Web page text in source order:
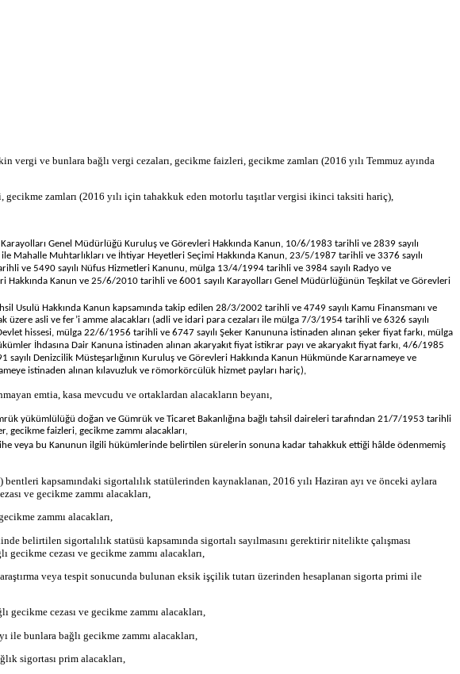
ve bunlara bağlı vergi cezaları, gecikme faizleri, gecikme zamları (2016 yılı Temmuz ayında
zamları (2016 yılı için tahakkuk eden motorlu taşıtlar vergisi ikinci taksiti hariç),
Genel Müdürlüğü Kuruluş ve Görevleri Hakkında Kanun, 10/6/1983 tarihli ve 2839 sayılı
Muhtarlıkları ve İhtiyar Heyetleri Seçimi Hakkında Kanun, 23/5/1987 tarihli ve 3376 sayılı
ve 5490 sayılı Nüfus Hizmetleri Kanunu, mülga 13/4/1994 tarihli ve 3984 sayılı Radyo ve
Hakkında Kanun ve 25/6/2010 tarihli ve 6001 sayılı Karayolları Genel Müdürlüğünün Teşkilat ve Görevleri
Usulü Hakkında Kanun kapsamında takip edilen 28/3/2002 tarihli ve 4749 sayılı Kamu Finansmanı ve
asli ve fer’i amme alacakları (adli ve idari para cezaları ile mülga 7/3/1954 tarihli ve 6326 sayılı
hissesi, mülga 22/6/1956 tarihli ve 6747 sayılı Şeker Kanununa istinaden alınan şeker fiyat farkı, mülga
İhdasına Dair Kanuna istinaden alınan akaryakıt fiyat istikrar payı ve akaryakıt fiyat farkı, 4/6/1985
Denizcilik Müsteşarlığının Kuruluş ve Görevleri Hakkında Kanun Hükmünde Kararnameye ve
istinaden alınan kılavuzluk ve römorkörcülük hizmet payları hariç),
emtia, kasa mevcudu ve ortaklardan alacakların beyanı,
yükümlülüğü doğan ve Gümrük ve Ticaret Bakanlığına bağlı tahsil daireleri tarafından 21/7/1953 tarihli
gecikme faizleri, gecikme zammı alacakları,
veya bu Kanunun ilgili hükümlerinde belirtilen sürelerin sonuna kadar tahakkuk ettiği hâlde ödenmemiş
kapsamındaki sigortalılık statülerinden kaynaklanan, 2016 yılı Haziran ayı ve önceki aylara
ve gecikme zammı alacakları,
zammı alacakları,
belirtilen sigortalılık statüsü kapsamında sigortalı sayılmasını gerektirir nitelikte çalışması
cezası ve gecikme zammı alacakları,
veya tespit sonucunda bulunan eksik işçilik tutarı üzerinden hesaplanan sigorta primi ile
cezası ve gecikme zammı alacakları,
bunlara bağlı gecikme zammı alacakları,
sigortası prim alacakları,